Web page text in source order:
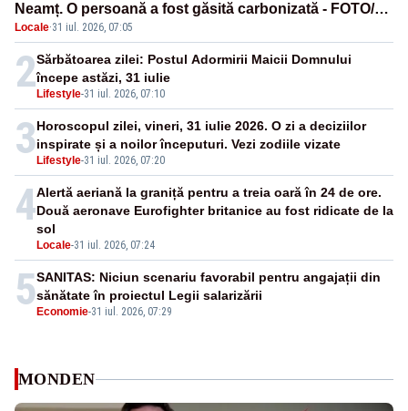
Neamț. O persoană a fost găsită carbonizată - FOTO/
VIDEO
Locale·31 iul. 2026, 07:05
2 Lifestyle-31 iul. 2026, 07:10
Sărbătoarea zilei: Postul Adormirii Maicii Domnului
începe astăzi, 31 iulie
3 Lifestyle-31 iul. 2026, 07:20
Horoscopul zilei, vineri, 31 iulie 2026. O zi a deciziilor
inspirate și a noilor începuturi. Vezi zodiile vizate
4
Locale-31 iul. 2026, 07:24
Alertă aeriană la graniță pentru a treia oară în 24 de ore.
Două aeronave Eurofighter britanice au fost ridicate de la
sol
5 Economie-31 iul. 2026, 07:29
SANITAS: Niciun scenariu favorabil pentru angajații din
sănătate în proiectul Legii salarizării
MONDEN